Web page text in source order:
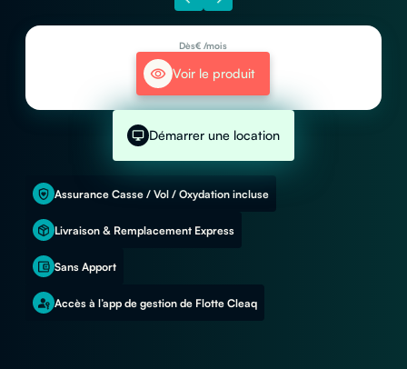
Dès€ /mois
Voir le produit
Assurance Casse / Vol / Oxydation incluse
Livraison & Remplacement Express
Sans Apport
Accès à l’app de gestion de Flotte Cleaq
Démarrer une location